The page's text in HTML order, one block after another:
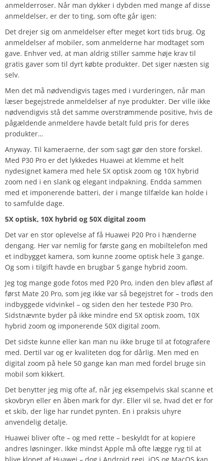
anmelderroser. Når man dykker i dybden med mange af disse
anmeldelser, er der to ting, som ofte går igen:
Det drejer sig om anmeldelser efter meget kort tids brug. Og
anmeldelser af mobiler, som anmelderne har modtaget som
gave. Enhver ved, at man aldrig stiller samme høje krav til
gratis gaver som til dyrt købte produkter. Det siger næsten sig
selv.
Men det må nødvendigvis tages med i vurderingen, når man
læser begejstrede anmeldelser af nye produkter. Der ville ikke
nødvendigvis stå det samme overstrømmende positive, hvis de
pågældende anmeldere havde betalt fuld pris for deres
produkter…
Anyway. Til kameraerne, der som sagt gør den store forskel.
Med P30 Pro er det lykkedes Huawei at klemme et helt
nydesignet kamera med hele 5X optisk zoom og 10X hybrid
zoom ned i en slank og elegant indpakning. Endda sammen
med et imponerende batteri, der i mange tilfælde kan holde i
to samfulde dage.
5X optisk, 10X hybrid og 50X digital zoom
Det var en stor oplevelse af få Huawei P20 Pro i hænderne
dengang. Her var nemlig for første gang en mobiltelefon med
et indbygget kamera, som kunne zoome optisk hele 3 gange.
Og som i tilgift havde en brugbar 5 gange hybrid zoom.
Jeg tog mange gode fotos med P20 Pro, inden den blev afløst af
først Mate 20 Pro, som jeg ikke var så begejstret for – trods den
indbyggede vidvinkel – og siden den her testede P30 Pro.
Sidstnævnte byder på ikke mindre end 5X optisk zoom, 10X
hybrid zoom og imponerende 50X digital zoom.
Det sidste kunne eller kan man nu ikke bruge til at fotografere
med. Dertil var og er kvaliteten dog for dårlig. Men med en
digital zoom på hele 50 gange kan man med fordel bruge sin
mobil som kikkert.
Det benytter jeg mig ofte af, når jeg eksempelvis skal scanne et
skovbryn eller en åben mark for dyr. Eller vil se, hvad det er for
et skib, der lige har rundet pynten. En i praksis uhyre
anvendelig detalje.
Huawei bliver ofte – og med rette – beskyldt for at kopiere
andres løsninger. Ikke mindst Apple må ofte lægge ryg til at